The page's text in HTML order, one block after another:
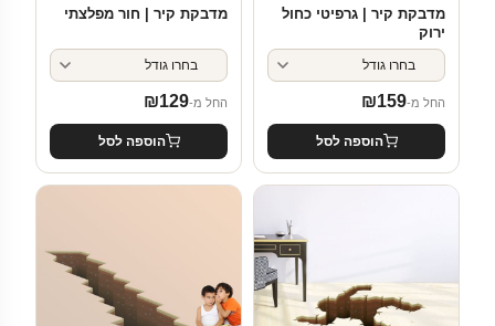
מדבקת קיר | גרפיטי כחול
ירוק
החל מ- ₪159
הוספה לסל
מדבקת קיר | חור מפלצתי
החל מ- ₪129
הוספה לסל